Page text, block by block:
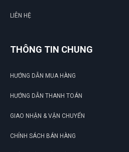
LIÊN HỆ
THÔNG TIN CHUNG
HƯỚNG DẪN MUA HÀNG
HƯỚNG DẪN THANH TOÁN
GIAO NHẬN & VẬN CHUYỂN
CHÍNH SÁCH BÁN HÀNG